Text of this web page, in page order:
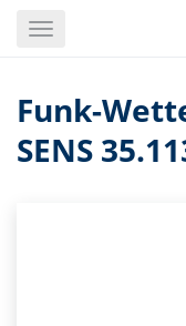
Toggle
Funk-
SENS